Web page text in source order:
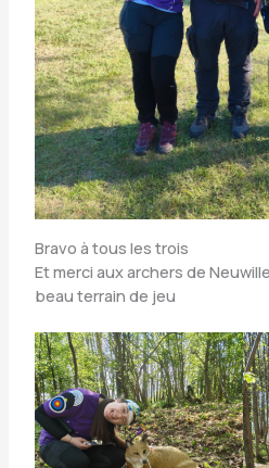
Bravo à tous les trois
Et merci aux archers de
beau terrain de jeu